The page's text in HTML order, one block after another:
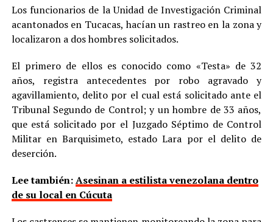
Los funcionarios de la Unidad de Investigación Criminal
acantonados en Tucacas, hacían un rastreo en la zona y
localizaron a dos hombres solicitados.
El primero de ellos es conocido como «Testa» de 32
años, registra antecedentes por robo agravado y
agavillamiento, delito por el cual está solicitado ante el
Tribunal Segundo de Control; y un hombre de 33 años,
que está solicitado por el Juzgado Séptimo de Control
Militar en Barquisimeto, estado Lara por el delito de
deserción.
Lee también:Asesinan a estilista venezolana dentro
de su local en Cúcuta